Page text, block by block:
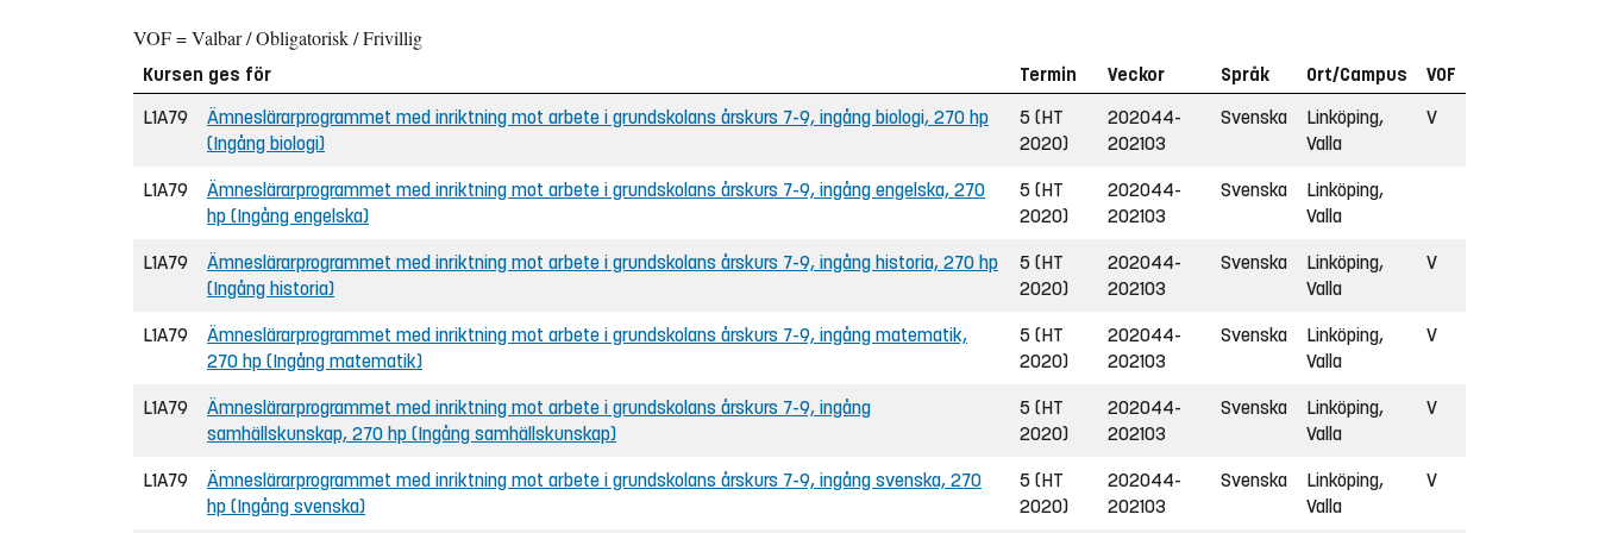
VOF = Valbar / Obligatorisk / Frivillig
Kursen ges för Termin Veckor Språk Ort/Campus
VOF
L1A79
Ämneslärarprogrammet med inriktning mot arbete i grundskolans årskurs 7-9, ingång biologi, 270 hp
(Ingång biologi)
5 (HT
2020)
202044-
202103
Svenska
Linköping,
Valla
V
L1A79
Ämneslärarprogrammet med inriktning mot arbete i grundskolans årskurs 7-9, ingång engelska, 270
hp (Ingång engelska)
5 (HT
2020)
202044-
202103
Svenska
Linköping,
Valla
L1A79
Ämneslärarprogrammet med inriktning mot arbete i grundskolans årskurs 7-9, ingång historia, 270 hp
(Ingång historia)
5 (HT
2020)
202044-
202103
Svenska
Linköping,
Valla
V
L1A79
Ämneslärarprogrammet med inriktning mot arbete i grundskolans årskurs 7-9, ingång matematik,
270 hp (Ingång matematik)
5 (HT
2020)
202044-
202103
Svenska
Linköping,
Valla
V
L1A79
Ämneslärarprogrammet med inriktning mot arbete i grundskolans årskurs 7-9, ingång
samhällskunskap, 270 hp (Ingång samhällskunskap)
5 (HT
2020)
202044-
202103
Svenska
Linköping,
Valla
V
L1A79
Ämneslärarprogrammet med inriktning mot arbete i grundskolans årskurs 7-9, ingång svenska, 270
hp (Ingång svenska)
5 (HT
2020)
202044-
202103
Svenska
Linköping,
Valla
V